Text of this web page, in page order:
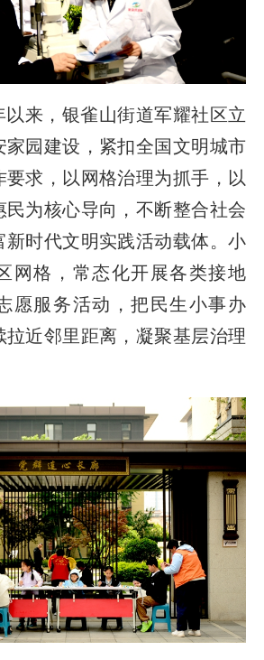
来，银雀山街道军耀社区立
家园建设，紧扣全国文明城市
求，以网格治理为抓手，以
为核心导向，不断整合社会
时代文明实践活动载体。小
网格，常态化开展各类接地
愿服务活动，把民生小事办
近邻里距离，凝聚基层治理